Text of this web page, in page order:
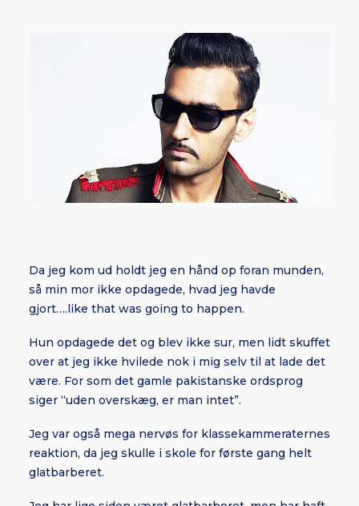
Da jeg kom ud holdt jeg en hånd op foran munden,
så min mor ikke opdagede, hvad jeg havde
gjort….like that was going to happen.
Hun opdagede det og blev ikke sur, men lidt skuffet
over at jeg ikke hvilede nok i mig selv til at lade det
være. For som det gamle pakistanske ordsprog
siger “uden overskæg, er man intet”.
Jeg var også mega nervøs for klassekammeraternes
reaktion, da jeg skulle i skole for første gang helt
glatbarberet.